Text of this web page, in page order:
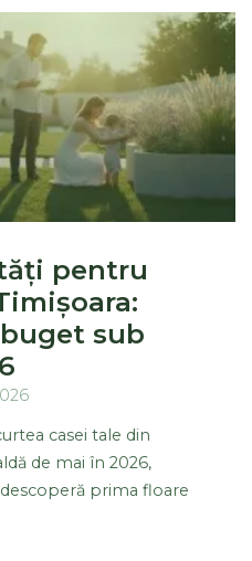
pentru
sub
casei tale din
de mai în 2026,
prima floare